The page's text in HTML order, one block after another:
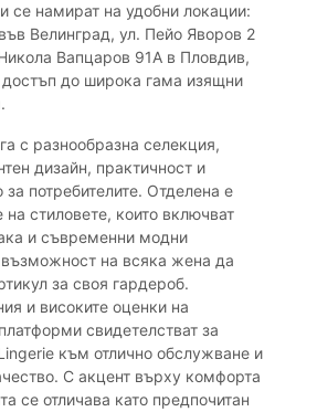
се намират на удобни локации:
Велинград, ул. Пейо Яворов 2
Вапцаров 91А в Пловдив,
достъп до широка гама изящни
с разнообразна селекция,
дизайн, практичност и
потребителите. Отделена е
стиловете, които включват
и съвременни модни
на всяка жена да
за своя гардероб.
и високите оценки на
свидетелстват за
към отлично обслужване и
С акцент върху комфорта
се отличава като предпочитан